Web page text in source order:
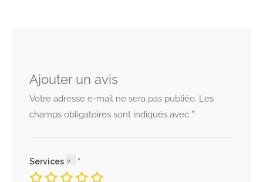
Ajouter un avis
Votre adresse e-mail ne sera pas publiée. Les
champs obligatoires sont indiqués avec *
Services